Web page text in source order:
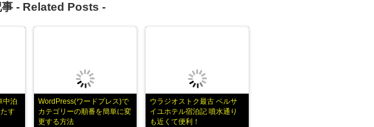
- Related Posts -
中泊
す
WordPress(ワードプレス)で
カテゴリーの順番を簡単に変
更する方法
ウラジオストク最古 ベルサ
イユホテル宿泊記 噴水通り
も近くて便利！